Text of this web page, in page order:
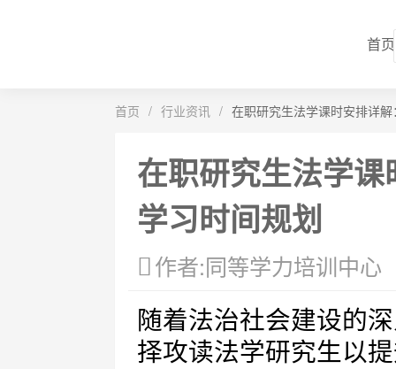
首页
首页 / 行业资讯 / 在职研究生法学课时安排详
在职研究生法学
学习时间规划
作者:同等学力培训中心
随着法治社会建设的
择攻读法学研究生以